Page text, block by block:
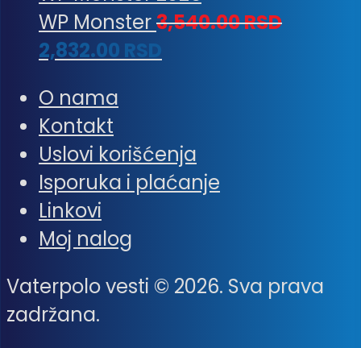
WP Monster3,540.00RSD
2,832.00 RSD
O nama
Kontakt
Uslovi korišćenja
Isporuka i plaćanje
Linkovi
Moj nalog
Vaterpolo vesti © 2026. Sva prava
zadržana.